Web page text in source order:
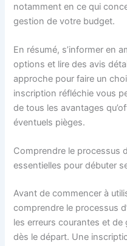
notamment en ce qui
gestion de votre budget.
En résumé, s’informer en
options et lire des avis
approche pour faire un
inscription réfléchie vous
de tous les avantages
éventuels pièges.
Comprendre le processus
essentielles pour débuter
Avant de commencer à
comprendre le processus
les erreurs courantes et
dès le départ. Une